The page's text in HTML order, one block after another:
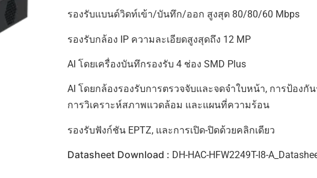
รองรับแบนด์วิดท์เข้า/บันทึก/ออก สูงสุด 80/80/60 Mbps
รองรับกล้อง IP ความละเอียดสูงสุดถึง 12 MP
AI โดยเครื่องบันทึกรองรับ 4 ช่อง SMD Plus
AI โดยกล้องรองรับการตรวจจับและจดจำใบหน้า, การป้องกั
การวิเคราะห์สภาพแวดล้อม และแผนที่ความร้อน
รองรับฟังก์ชัน EPTZ, และการเปิด-ปิดด้วยคลิกเดียว
Datasheet Download : DH-HAC-HFW2249T-I8-